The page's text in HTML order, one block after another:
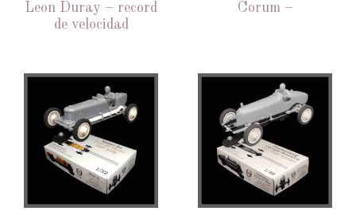
Leon Duray – record
de velocidad
Corum –